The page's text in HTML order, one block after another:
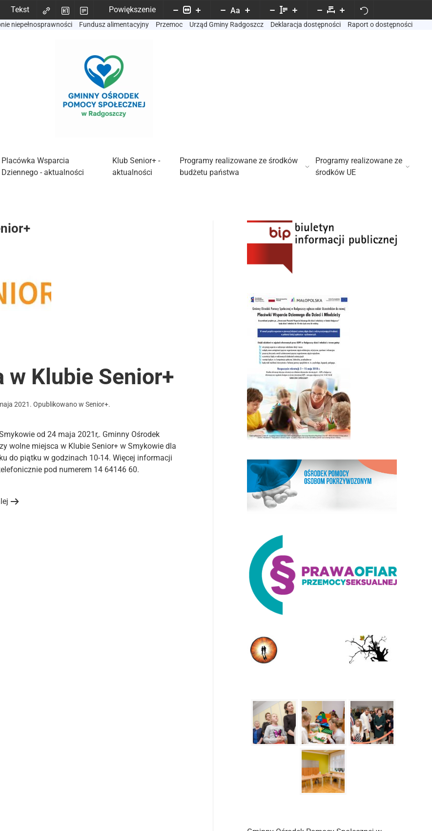
Tekst Powiększenie
Aa
niepełnosprawności Fundusz alimentacyjny Przemoc Urząd Gminy Radgoszcz Deklaracja dostępności Raport o dostępności
Placówka Wsparcia
Dziennego - aktualności
Klub Senior+ -
aktualności
Programy realizowane ze środków
budżetu państwa
Programy realizowane ze
środków UE
Klubie Senior+
2021 . Opublikowano w Senior+.
od 24 maja 2021r,. Gminny Ośrodek
wolne miejsca w Klubie Senior+ w Smykowie dla
do piątku w godzinach 10-14. Więcej informacji
pod numerem 14 64146 60.